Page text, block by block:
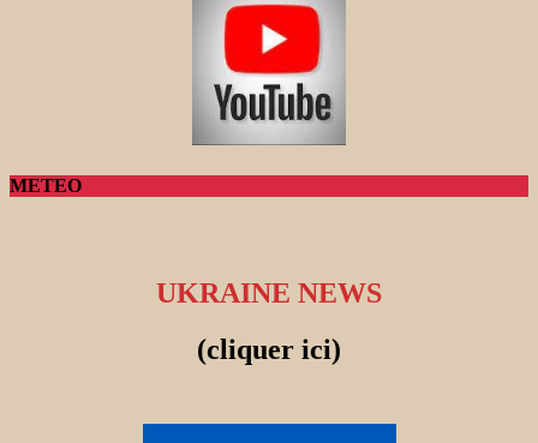
METEO
UKRAINE NEWS
(cliquer ici)